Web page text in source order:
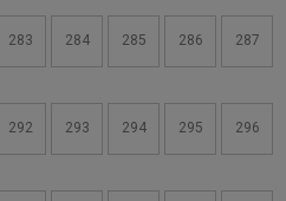
283 284 285 286 287
292 293 294 295 296